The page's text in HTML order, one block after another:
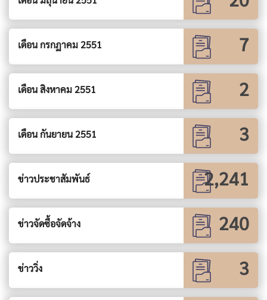
เดือน กรกฏาคม 2551 7
เดือน สิงหาคม 2551 2
เดือน กันยายน 2551 3
ข่าวประชาสัมพันธ์ 2,241
ข่าวจัดซื้อจัดจ้าง 240
ข่าววิ่ง 3